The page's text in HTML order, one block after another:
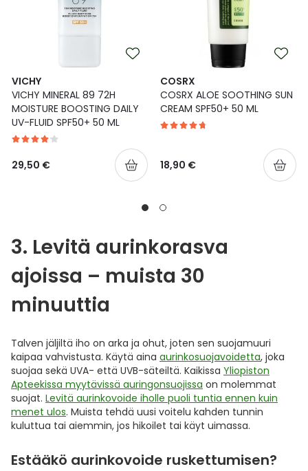
VICHY
VICHY MINERAL 89 72H
MOISTURE BOOSTING DAILY
UV-FLUID SPF50+ 50 ML
29,50 €
COSRX
COSRX ALOE SOOTHING SUN
CREAM SPF50+ 50 ML
18,90 €
3. Levitä aurinkorasva
ajoissa – muista 30
minuuttia
Talven jäljiltä iho on arka ja ohut, joten sen suojamuuri
kaipaa vahvistusta. Käytä aina aurinkosuojavoidetta, joka
suojaa sekä UVA- että UVB-säteiltä. Kaikissa Yliopiston
Apteekissa myytävissä auringonsuojissa on molemmat
suojat. Levitä aurinkovoide iholle puoli tuntia ennen kuin
menet ulos. Muista tehdä uusi voitelu kahden tunnin
kuluttua tai aiemmin, jos hikoilet tai käyt uimassa.
Estääkö aurinkovoide ruskettumisen?